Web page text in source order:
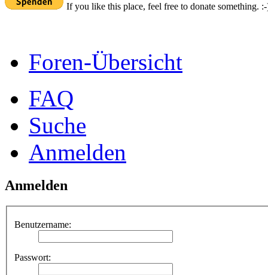
If you like this place, feel free to donate something.
Foren-Übersicht
FAQ
Suche
Anmelden
Anmelden
Benutzername:
Passwort: